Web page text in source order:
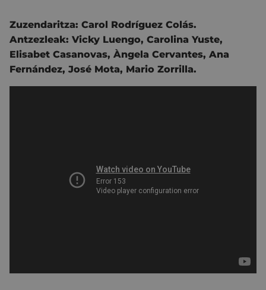
Zuzendaritza: Carol Rodríguez Colás.
Antzezleak: Vicky Luengo, Carolina Yuste,
Elisabet Casanovas, Àngela Cervantes, Ana
Fernández, José Mota, Mario Zorrilla.